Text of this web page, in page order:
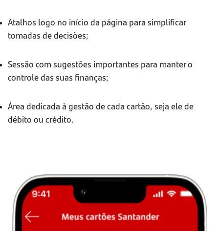
Atalhos logo no início da página para simplificar
tomadas de decisões;
Sessão com sugestões importantes para manter o
controle das suas finanças;
Área dedicada à gestão de cada cartão, seja ele de
débito ou crédito.